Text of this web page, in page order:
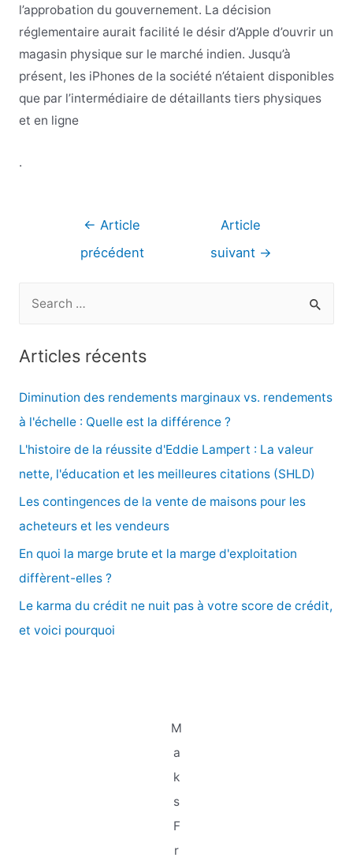
l’approbation du gouvernement. La décision
réglementaire aurait facilité le désir d’Apple d’ouvrir un
magasin physique sur le marché indien. Jusqu’à
présent, les iPhones de la société n’étaient disponibles
que par l’intermédiaire de détaillants tiers physiques
et en ligne
.
Navigation
l’article
← Article
précédent
Article
suivant →
e
r
c
Articles récents
Diminution des rendements marginaux vs. rendements
à l'échelle : Quelle est la différence ?
L'histoire de la réussite d'Eddie Lampert : La valeur
nette, l'éducation et les meilleures citations (SHLD)
Les contingences de la vente de maisons pour les
acheteurs et les vendeurs
En quoi la marge brute et la marge d'exploitation
diffèrent-elles ?
Le karma du crédit ne nuit pas à votre score de crédit,
et voici pourquoi
M
a
k
s
F
r